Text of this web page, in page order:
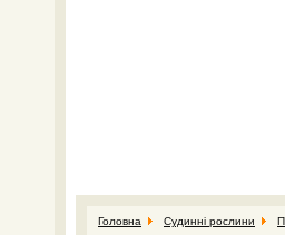
Головна Судинні рослини